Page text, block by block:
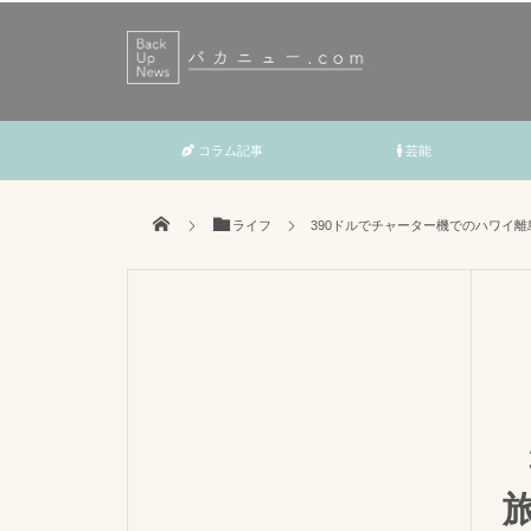
コラム記事 芸能
ライフ 390ドルでチャーター機でのハワイ